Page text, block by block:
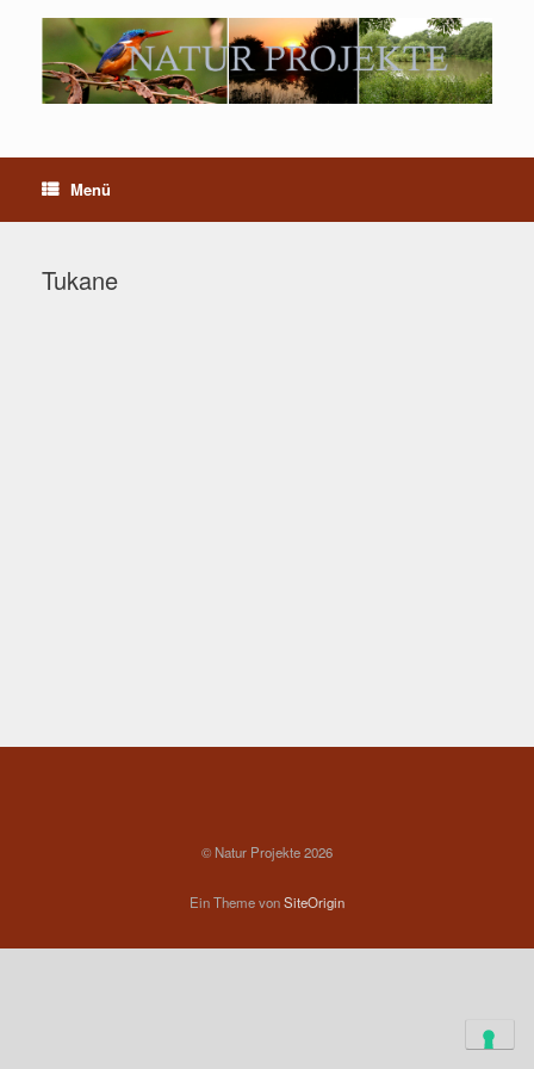
Menü
Tukane
© Natur Projekte 2026
Ein Theme vonSiteOrigin